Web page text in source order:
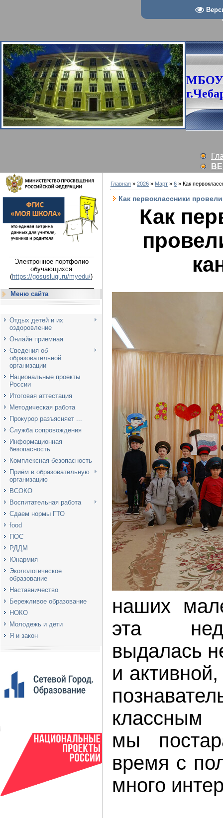
Электронное портфолио
обучающихся
(https://gosuslugi.ru/myedu/)
Меню сайта
Отдых детей и их
оздоровление
Онлайн приемная
Сведения об
образовательной
организации
Национальные проекты
России
Итоговая аттестация
Методическая работа
Прокурор разъясняет ...
Служба сопровождения
Информационная
безопасность
Комплексная безопасность
Приём в образовательную
организацию
ВСОКО
Воспитательная работа
Сдаем нормы ГТО
food
ПОС
РДДМ
Юнармия
Эколологическое
образование
Наставничество
Бережливое образование
НОКО
Молодежь и дети
Я и закон
Главная » 2026 » Март » 6 » Как
Как первоклассники
Как
наших
эта
выдалась
и
классным
мы
время с
много